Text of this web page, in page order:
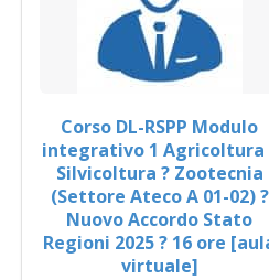
Corso DL-RSPP Modulo
integrativo 1 Agricoltura
Silvicoltura ? Zootecnia
(Settore Ateco A 01-02) ?
Nuovo Accordo Stato
Regioni 2025 ? 16 ore
virtuale]